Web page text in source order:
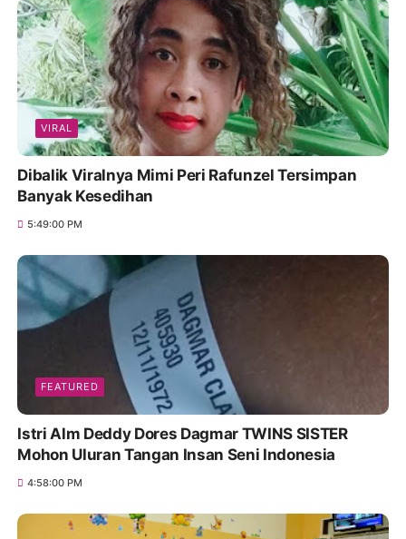
VIRAL
Dibalik Viralnya Mimi Peri Rafunzel Tersimpan
Banyak Kesedihan
5:49:00 PM
FEATURED
Istri Alm Deddy Dores Dagmar TWINS SISTER
Mohon Uluran Tangan Insan Seni Indonesia
4:58:00 PM